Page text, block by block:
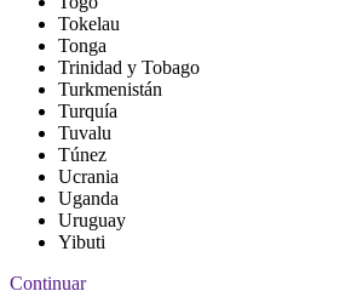
Tokelau
Tonga
Trinidad y Tobago
Turkmenistán
Turquía
Tuvalu
Túnez
Ucrania
Uganda
Uruguay
Yibuti
Continuar